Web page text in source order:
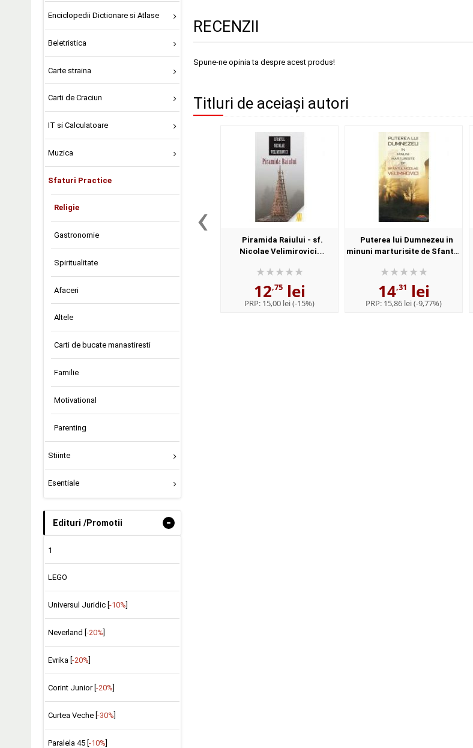
Enciclopedii Dictionare si Atlase
Beletristica
Carte straina
Carti de Craciun
IT si Calculatoare
Muzica
Sfaturi Practice
Religie
Gastronomie
Spiritualitate
Afaceri
Altele
Carti de bucate manastiresti
Familie
Motivational
Parenting
Stiinte
Esentiale
Edituri /Promotii -
1
LEGO
Universul Juridic [ -10%
Neverland [ -20%
Evrika [ -20%
Corint Junior [ -20%
Curtea Veche [ -30%
Paralela 45 [-10%]
RECENZII
Spune-ne opinia ta despre acest produs!
Titluri de aceiași autori
‹
Piramida Raiului - sf.
Nicolae Velimirovici.
Ciocioi
12,75lei
PRP: 15,00 lei(-15%)
Puterea lui Dumnezeu in
minuni marturisite de Sfantul
14,31 lei
PRP: 15,86 lei(-9,77%)